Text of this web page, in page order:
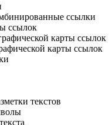
ссылки
ссылок
карты ссылок
карты ссылок
текстов